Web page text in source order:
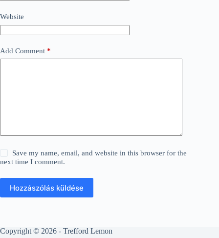
Website
Add Comment *
Save my name, email, and website in this browser for the
next time I comment.
Hozzászólás küldése
Copyright © 2026 - Trefford Lemon